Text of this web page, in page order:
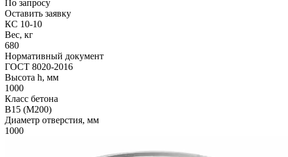
По запросу
Оставить заявку
КС 10-10
Вес, кг
680
Нормативный документ
ГОСТ 8020-2016
Высота h, мм
1000
Класс бетона
В15 (М200)
Диаметр отверстия, мм
1000